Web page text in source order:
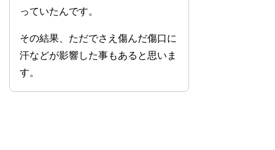
っていたんです。
その結果、ただでさえ傷んだ傷口に
汗などが影響した事もあると思いま
す。